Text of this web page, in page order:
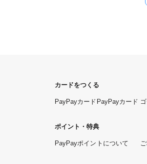
カードをつくる
PayPayカード PayPayカード
ポイント・特典
PayPayポイントについて